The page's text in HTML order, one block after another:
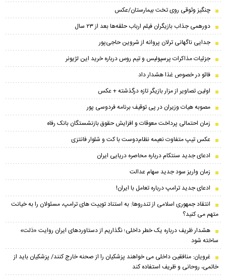
چنگیز وثوقی روی تخت بیمارستان/عکس
دورهمی جذاب بازیگران فیلم ارباب حلقه‌ها بعد از ۲۳ سال
جدایی ناگهانی ترلان پروانه از شروین حاجی‌پور
جزئیات مذاکرات پرسپولیس و تیم روس درباره خرید این لژیونر
فائو در خصوص غذا هشدار داد
اولین تصاویر از مزار بازیگر تازه درگذشته + عکس
مصوبه هیات وزیران در پی توقیف برنامه فردوسی پور
زمان احتمالی پرداخت معوقات و افزایش حقوق بازنشستگان بانک رفاه
عکس تیپ متفاوت نعیمه نظام‌دوست با کت و شلوار فانتزی
ادعای جدید سنتکام درباره محاصره دریایی ایران
زمان واریز سود جدید سهام عدالت
ادعای جدید ترامپ درباره تعامل با ایران!
انتقاد جمهوری اسلامی از تندروها: به استناد توییت های ترامپ، مسئولان را به خیانت
متهم می کنید؟
هشدار ظریف درباره یک خطر داخلی؛ نگذاریم از دستاوردهای ایران روایت «ذلت»
ساخته شود
غرویان: منافقین داخلی می خواهند پزشکیان را از صحنه خارج کنند/ پزشکیان باید از
خاتمی، روحانی و ظریف استفاده کند